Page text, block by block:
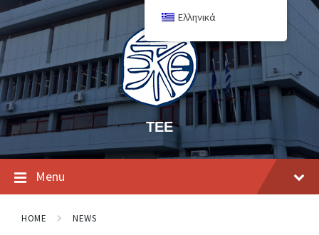
ΤΕΕ
Menu
HOME NEWS
Ελληνικά